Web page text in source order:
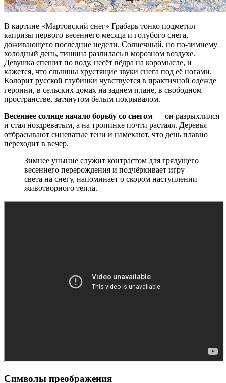
В картине «Мартовский снег» Грабарь тонко подметил
капризы первого весеннего месяца и голубого снега,
доживающего последние недели. Солнечный, но по-зимнему
холодный день, тишина разлилась в морозном воздухе.
Девушка спешит по воду, несёт вёдра на коромысле, и
кажется, что слышны хрустящие звуки снега под её ногами.
Колорит русской глубинки чувствуется в практичной одежде
героини, в сельских домах на заднем плане, в свободном
пространстве, затянутом белым покрывалом.
Весеннее солнце начало борьбу со снегом — он разрыхлился
и стал ноздреватым, а на тропинке почти растаял. Деревья
отбрасывают синеватые тени и намекают, что день плавно
переходит в вечер.
Зимнее уныние служит контрастом для грядущего
весеннего перерождения и подчёркивает игру
света на снегу, напоминает о скором наступлении
животворного тепла.
Символы преображения